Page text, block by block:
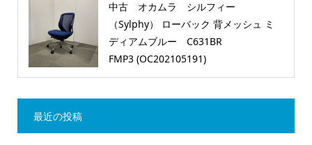
中古 オカムラ シルフィー
（Sylphy） ローバック 背メッシュ ミ
ディアムブルー C631BR
FMP3 (OC202105191)
最近の投稿